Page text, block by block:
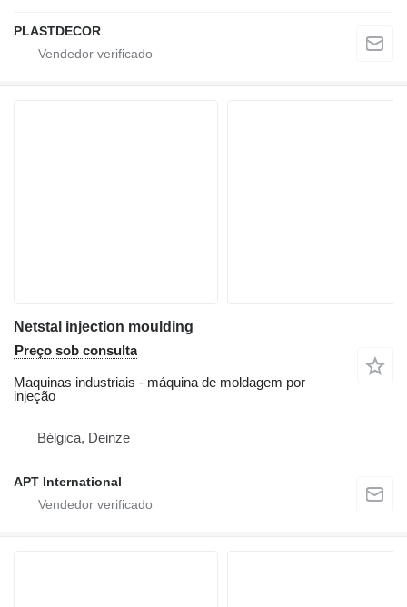
PLASTDECOR
Netstal injection moulding
Preço sob consulta
Maquinas industriais - máquina de moldagem por
injeção
Bélgica, Deinze
APT International